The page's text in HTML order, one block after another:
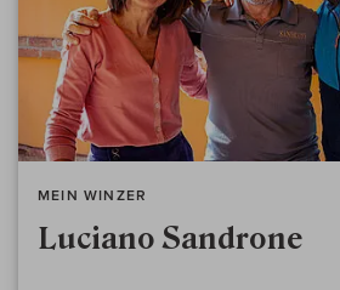
MEIN WINZER
Luciano Sandrone